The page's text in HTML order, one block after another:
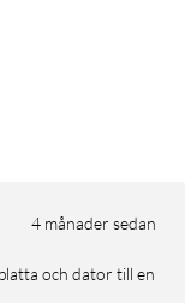
4 månader sedan